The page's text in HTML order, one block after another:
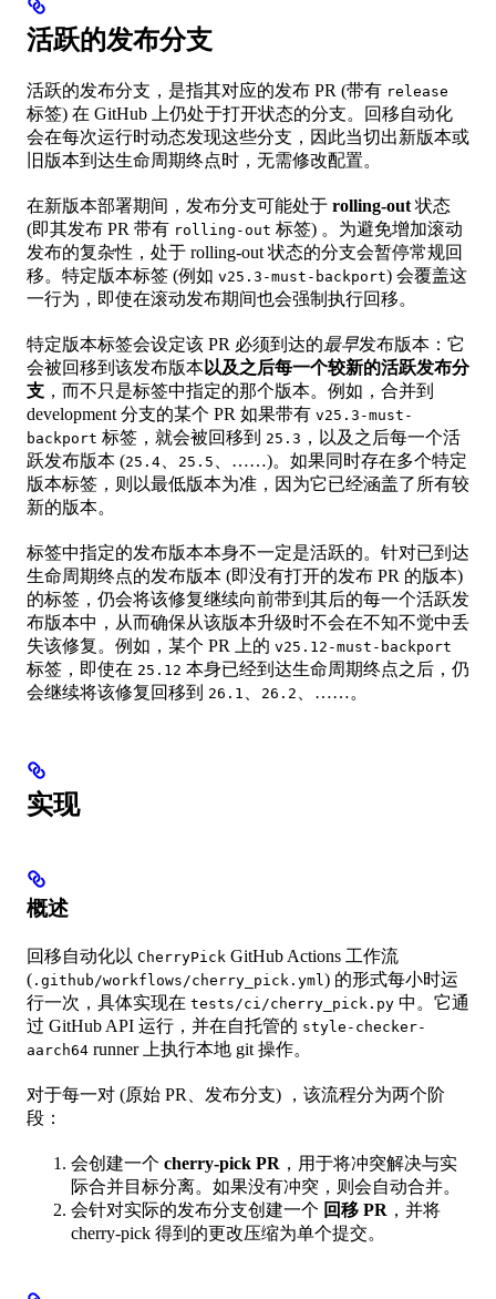
活跃的发布分支
活跃的发布分支，是指其对应的发布 PR (带有 release
标签) 在 GitHub 上仍处于打开状态的分支。回移自动化
会在每次运行时动态发现这些分支，因此当切出新版本或
旧版本到达生命周期终点时，无需修改配置。
在新版本部署期间，发布分支可能处于 rolling-out 状态
(即其发布 PR 带有 rolling-out 标签) 。为避免增加滚动
发布的复杂性，处于 rolling-out 状态的分支会暂停常规回
移。特定版本标签 (例如 v25.3-must-backport) 会覆盖这
一行为，即使在滚动发布期间也会强制执行回移。
特定版本标签会设定该 PR 必须到达的最早发布版本：它
会被回移到该发布版本以及之后每一个较新的活跃发布分
支 ，而不只是标签中指定的那个版本。例如，合并到
development 分支的某个 PR 如果带有 v25.3-must-
backport 标签，就会被回移到 25.3 ，以及之后每一个活
跃发布版本 (25.4 25.5
、……)。如果同时存在多个特定
版本标签，则以最低版本为准，因为它已经涵盖了所有较
新的版本。
标签中指定的发布版本本身不一定是活跃的。针对已到达
生命周期终点的发布版本 (即没有打开的发布 PR 的版本)
的标签，仍会将该修复继续向前带到其后的每一个活跃发
布版本中，从而确保从该版本升级时不会在不知不觉中丢
失该修复。例如，某个 PR 上的 v25.12-must-backport
标签，即使在 25.12 本身已经到达生命周期终点之后，仍
会继续将该修复回移到 26.1 26.2 、……。
实现
概述
回移自动化以 CherryPick GitHub Actions 工作流
( .github/workflows/cherry_pick.yml ) 的形式每小时运
行一次，具体实现在 tests/ci/cherry_pick.py 中。它通
过 GitHub API 运行，并在自托管的 style-checker-
aarch64 runner 上执行本地 git 操作。
对于每一对 (原始 PR、发布分支) ，该流程分为两个阶
段：
会创建一个 cherry-pick PR ，用于将冲突解决与实
际合并目标分离。如果没有冲突，则会自动合并。
会针对实际的发布分支创建一个 回移 PR ，并将
cherry-pick 得到的更改压缩为单个提交。